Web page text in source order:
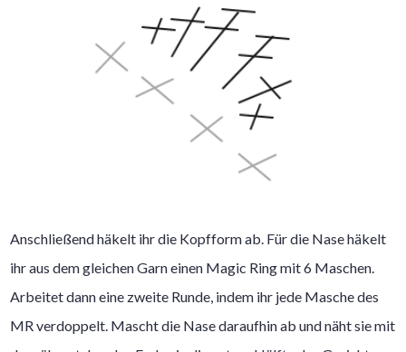
Anschließend häkelt ihr die Kopfform ab. Für die Nase häkelt
ihr aus dem gleichen Garn einen Magic Ring mit 6 Maschen.
Arbeitet dann eine zweite Runde, indem ihr jede Masche des
MR verdoppelt. Mascht die Nase daraufhin ab und näht sie mit